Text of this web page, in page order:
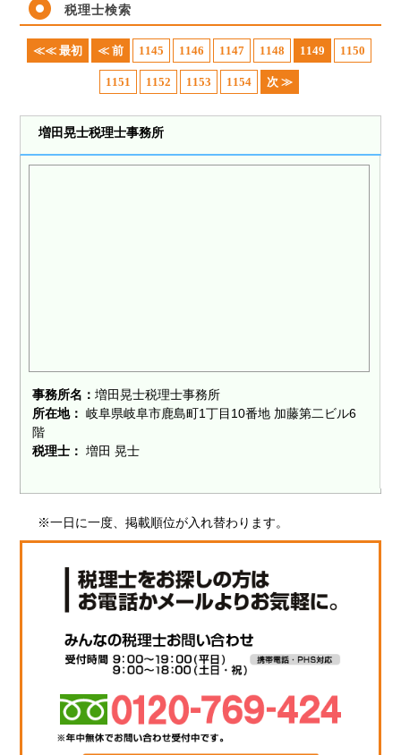
税理士検索
≪≪ 最初 ≪ 前 1145 1146 1147 1148 1149 1150
1151 1152 1153 1154 次 ≫
増田晃士税理士事務所
事務所名：増田晃士税理士事務所
所在地： 岐阜県岐阜市鹿島町1丁目10番地 加藤第二ビル6
階
税理士： 増田 晃士
※一日に一度、掲載順位が入れ替わります。